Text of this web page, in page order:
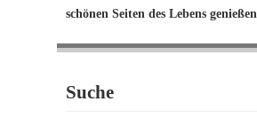
schönen Seiten des Lebens genießen
Suche